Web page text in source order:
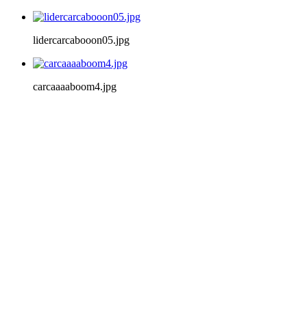
lidercarcabooon05.jpg
carcaaaaboom4.jpg